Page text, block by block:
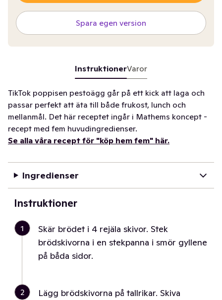
Spara egen version
InstruktionerVaror
TikTok poppisen pestoägg går på ett kick att laga och
passar perfekt att äta till både frukost, lunch och
mellanmål. Det här receptet ingår i Mathems koncept -
recept med fem huvudingredienser.
Se alla våra recept för "köp hem fem" här.
Ingredienser
Instruktioner
1
Skär brödet i 4 rejäla skivor. Stek
brödskivorna i en stekpanna i smör gyllene
på båda sidor.
2
Lägg brödskivorna på tallrikar. Skiva